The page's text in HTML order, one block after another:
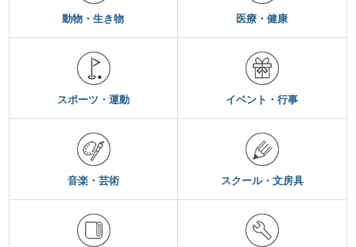
動物・生き物 医療・健康
スポーツ・運動 イベント・行事
音楽・芸術 スクール・文房具